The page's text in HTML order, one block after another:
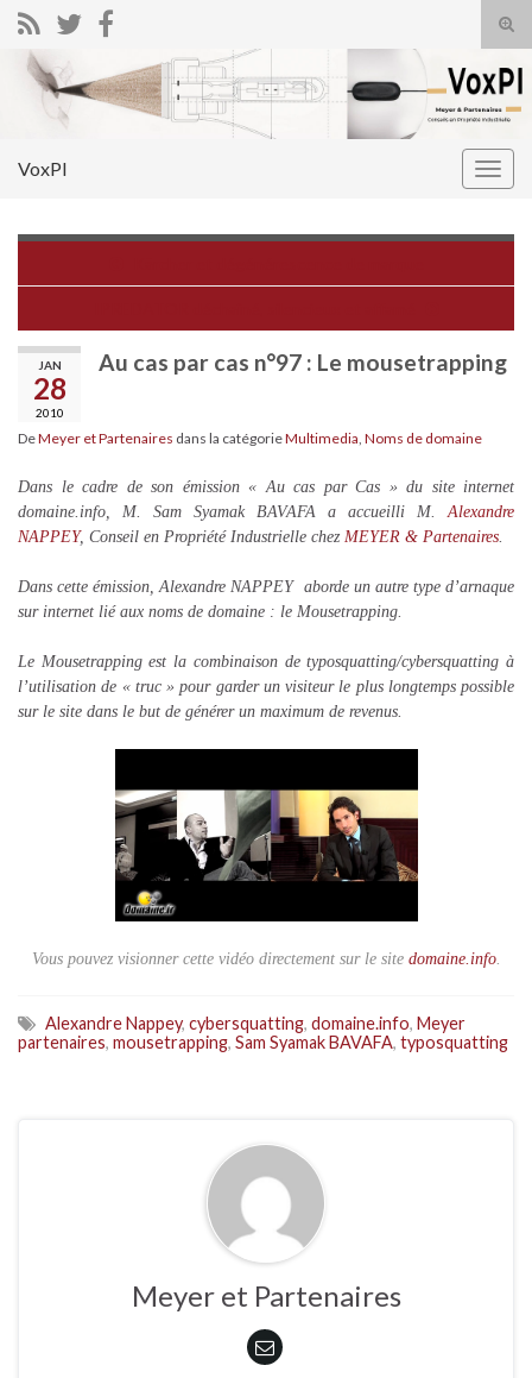
Search for:
VoxPI
JAN
28
2010
Au cas par cas n°97 : Le mousetrapping
DeMeyer et Partenaires dans la catégorieMultimedia Noms de domaine
Dans le cadre de son émission « Au cas par Cas » du site internet
domaine.info, M. Sam Syamak BAVAFA a accueilli M. Alexandre
NAPPEY, Conseil en Propriété Industrielle chez MEYER & Partenaires
Dans cette émission, Alexandre NAPPEY aborde un autre type d’arnaque
sur internet lié aux noms de domaine : le Mousetrapping.
Le Mousetrapping est la combinaison de typosquatting/cybersquatting à
l’utilisation de « truc » pour garder un visiteur le plus longtemps possible
sur le site dans le but de générer un maximum de revenus.
Vous pouvez visionner cette vidéo directement sur le site domaine.info.
Alexandre Nappey, cybersquatting, domaine.info, Meyer
partenaires, mousetrapping, Sam Syamak BAVAFA, typosquatting
Meyer et Partenaires